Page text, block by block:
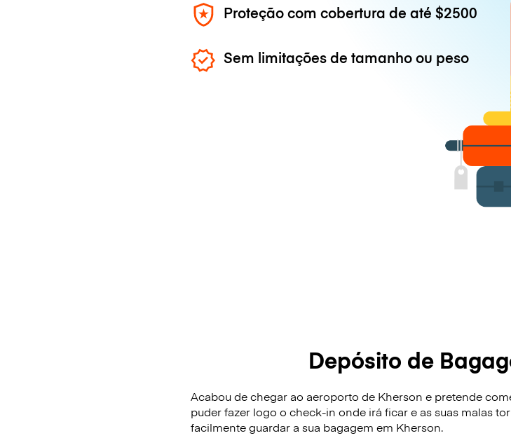
Proteção com cobertura de até$2500
Sem limitações de tamanho ou peso
Depósito de
Acabou de chegar ao aeroporto de Kherson e pretende
puder fazer logo o check-in onde irá ficar e as suas malas
facilmente guardar a sua bagagem em Kherson.